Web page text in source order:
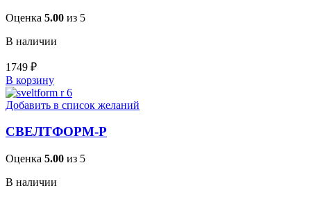
Оценка 5.00 из 5
В наличии
1749 ₽
В корзину
Добавить в список желаний
СВЕЛТФОРМ-Р
Оценка 5.00 из 5
В наличии